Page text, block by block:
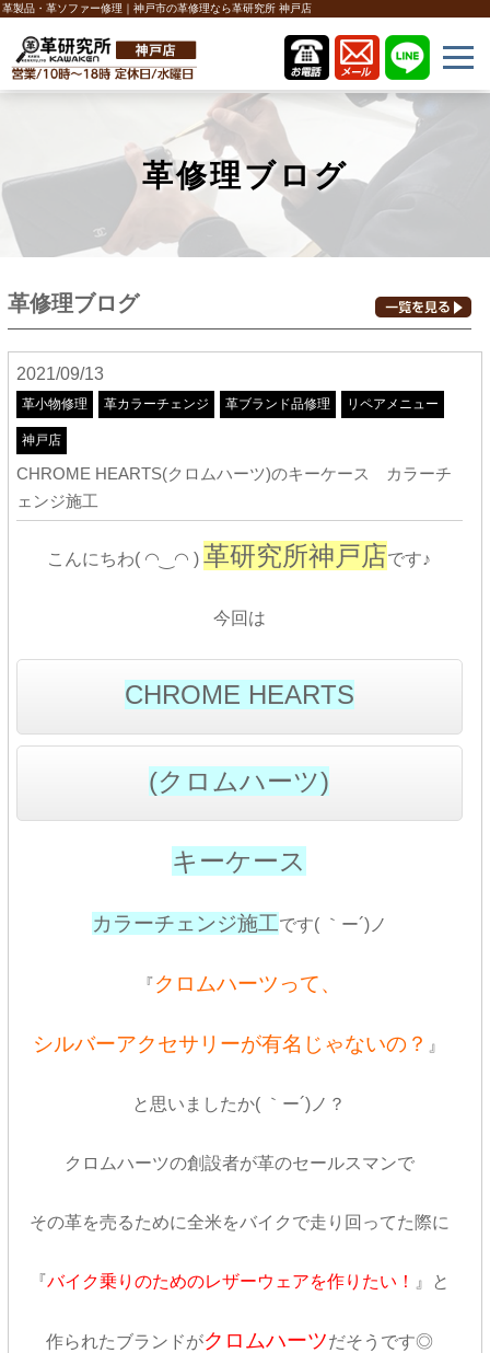
革製品・革ソファー修理｜神戸市の革修理なら革研究所 神戸店
革修理ブログ
革修理ブログ
2021/09/13
革小物修理 革カラーチェンジ 革ブランド品修理 リペアメニュー
神戸店
CHROME HEARTS(クロムハーツ)のキーケース カラーチ
ェンジ施工
こんにちわ( ◠‿◠ )革研究所神戸店です♪
今回は
CHROME HEARTS
(クロムハーツ)
キーケース
カラーチェンジ施工です( ｀ー´)ノ
『クロムハーツって、
シルバーアクセサリーが有名じゃないの？ 』
と思いましたか( ｀ー´)ノ？
クロムハーツの創設者が革のセールスマンで
その革を売るために全米をバイクで走り回ってた際に
『バイク乗りのためのレザーウェアを作りたい！ 』と
作られたブランドがクロムハーツだそうです◎